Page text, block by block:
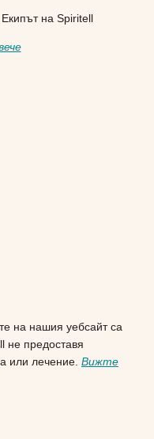
на Spiritell
на нашия уебсайт са
не предоставя
или лечение. Вижте